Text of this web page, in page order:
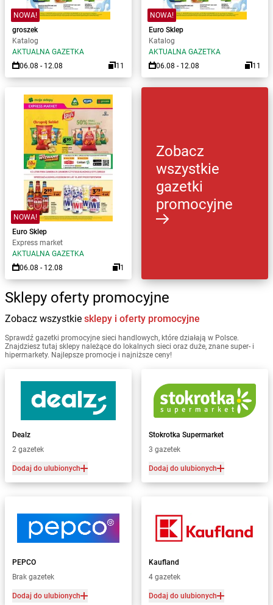
NOWA!
groszek
Katalog
AKTUALNA GAZETKA
06.08 - 12.08
11
NOWA!
Euro Sklep
Katalog
AKTUALNA GAZETKA
06.08 - 12.08
11
NOWA!
Euro Sklep
Express market
AKTUALNA GAZETKA
06.08 - 12.08
1
Zobacz
wszystkie
gazetki
promocyjne
Sklepy oferty promocyjne
Zobacz wszystkie sklepy i oferty promocyjne
Sprawdź gazetki promocyjne sieci handlowych, które działają w Polsce.
Znajdziesz tutaj sklepy należące do lokalnych sieci oraz duże, znane super- i
hipermarkety. Najlepsze promocje i najniższe ceny!
Dealz
2 gazetek
Dodaj do ulubionych
Stokrotka Supermarket
3 gazetek
Dodaj do ulubionych
PEPCO
Brak gazetek
Dodaj do ulubionych
Kaufland
4 gazetek
Dodaj do ulubionych